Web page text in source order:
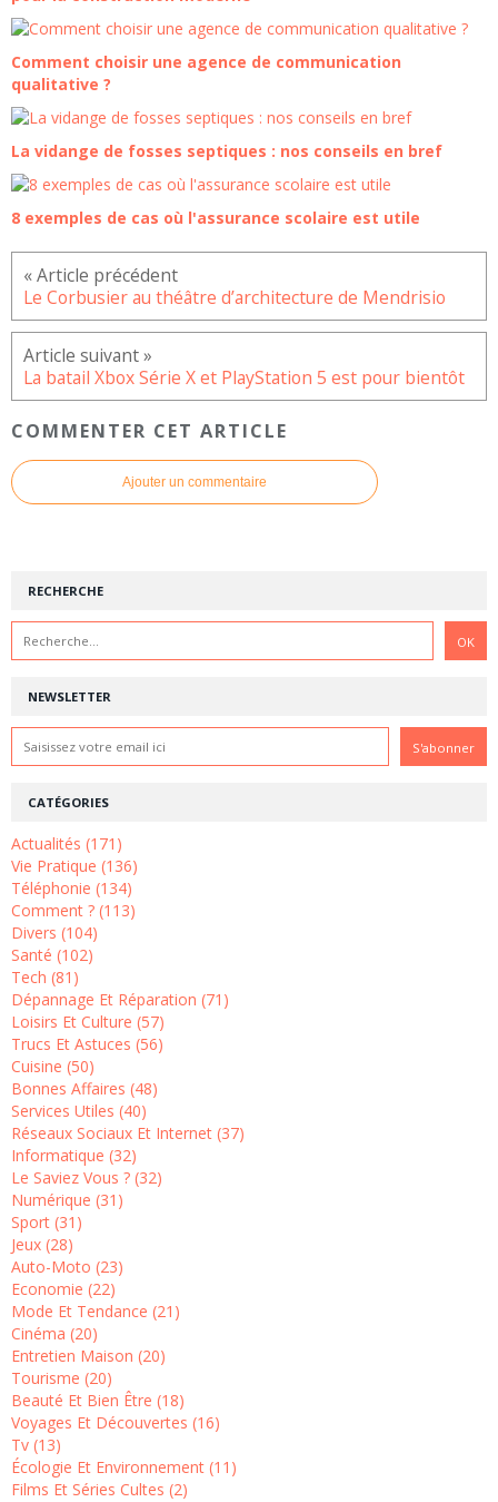
Comment choisir une agence de communication
qualitative ?
La vidange de fosses septiques : nos conseils en bref
8 exemples de cas où l'assurance scolaire est utile
Le Corbusier au théâtre d’architecture de Mendrisio
La batail Xbox Série X et PlayStation 5 est pour bientôt
COMMENTER CET ARTICLE
Ajouter un commentaire
NEWSLETTER
RECHERCHE
CATÉGORIES
Actualités (171)
Vie Pratique (136)
Téléphonie (134)
Comment ? (113)
Divers (104)
Santé (102)
Tech (81)
Dépannage Et Réparation (71)
Loisirs Et Culture (57)
Trucs Et Astuces (56)
Cuisine (50)
Bonnes Affaires (48)
Services Utiles (40)
Réseaux Sociaux Et Internet (37)
Informatique (32)
Le Saviez Vous ? (32)
Numérique (31)
Sport (31)
Jeux (28)
Auto-Moto (23)
Economie (22)
Mode Et Tendance (21)
Cinéma (20)
Entretien Maison (20)
Tourisme (20)
Beauté Et Bien Être (18)
Voyages Et Découvertes (16)
Tv (13)
Écologie Et Environnement (11)
Films Et Séries Cultes (2)